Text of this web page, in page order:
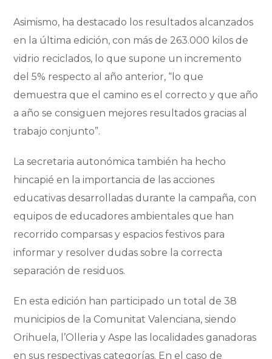
Asimismo, ha destacado los resultados alcanzados
en la última edición, con más de 263.000 kilos de
vidrio reciclados, lo que supone un incremento
del 5% respecto al año anterior, “lo que
demuestra que el camino es el correcto y que año
a año se consiguen mejores resultados gracias al
trabajo conjunto”.
La secretaria autonómica también ha hecho
hincapié en la importancia de las acciones
educativas desarrolladas durante la campaña, con
equipos de educadores ambientales que han
recorrido comparsas y espacios festivos para
informar y resolver dudas sobre la correcta
separación de residuos.
En esta edición han participado un total de 38
municipios de la Comunitat Valenciana, siendo
Orihuela, l’Olleria y Aspe las localidades ganadoras
en sus respectivas categorías. En el caso de